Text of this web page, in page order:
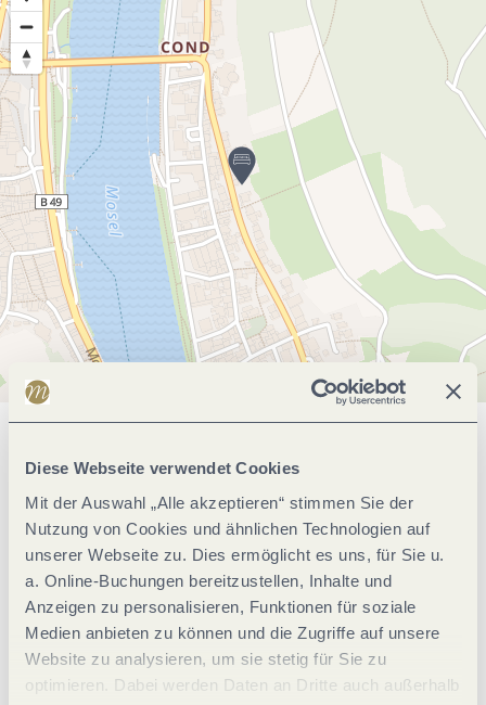
Diese Webseite verwendet Cookies
Mit der Auswahl „Alle akzeptieren“ stimmen Sie der
Nutzung von Cookies und ähnlichen Technologien auf
unserer Webseite zu. Dies ermöglicht es uns, für Sie u.
a. Online-Buchungen bereitzustellen, Inhalte und
Anzeigen zu personalisieren, Funktionen für soziale
Medien anbieten zu können und die Zugriffe auf unsere
Website zu analysieren, um sie stetig für Sie zu
optimieren. Dabei werden Daten an Dritte auch außerhalb
Fremdsprachen
Eignung
Betten & Zimmer